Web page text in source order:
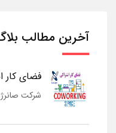
آخرین مطالب
فضای کار
شرکت